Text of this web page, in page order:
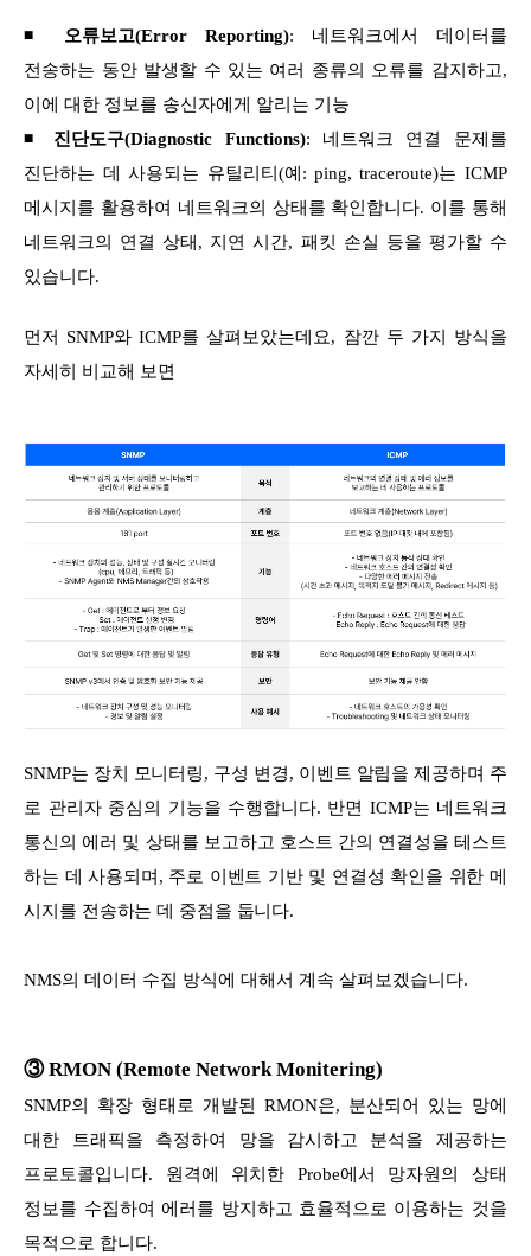
◾ 오류보고(Error Reporting): 네트워크에서 데이터를
전송하는 동안 발생할 수 있는 여러 종류의 오류를 감지하고,
이에 대한 정보를 송신자에게 알리는 기능
◾
진단도구(Diagnostic Functions): 네트워크 연결 문제를
진단하는 데 사용되는 유틸리티(예: ping, traceroute)는 ICMP
메시지를 활용하여 네트워크의 상태를 확인합니다. 이를 통해
네트워크의 연결 상태, 지연 시간, 패킷 손실 등을 평가할 수
있습니다.
먼저 SNMP와 ICMP를 살펴보았는데요, 잠깐 두 가지 방식을
자세히 비교해 보면
SNMP는 장치 모니터링, 구성 변경, 이벤트 알림을 제공하며 주
로 관리자 중심의 기능을 수행합니다. 반면 ICMP는 네트워크
통신의 에러 및 상태를 보고하고 호스트 간의 연결성을 테스트
하는 데 사용되며, 주로 이벤트 기반 및 연결성 확인을 위한 메
시지를 전송하는 데 중점을 둡니다.
NMS의 데이터 수집 방식에 대해서 계속 살펴보겠습니다.
③ RMON (Remote Network Monitering)
SNMP의 확장 형태로 개발된 RMON은, 분산되어 있는 망에
대한 트래픽을 측정하여 망을 감시하고 분석을 제공하는
프로토콜입니다. 원격에 위치한 Probe에서 망자원의 상태
정보를 수집하여 에러를 방지하고 효율적으로 이용하는 것을
목적으로 합니다.